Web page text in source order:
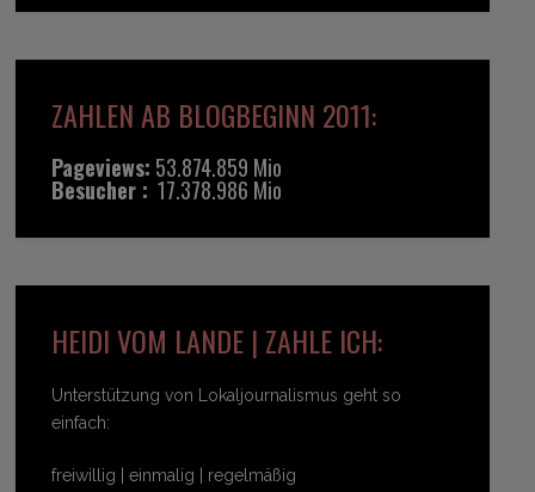
ZAHLEN AB BLOGBEGINN 2011:
Pageviews: 53.874.859 Mio
Besucher : 17.378.986 Mio
HEIDI VOM LANDE | ZAHLE ICH:
Unterstützung von Lokaljournalismus geht so
einfach:
freiwillig | einmalig | regelmäßig